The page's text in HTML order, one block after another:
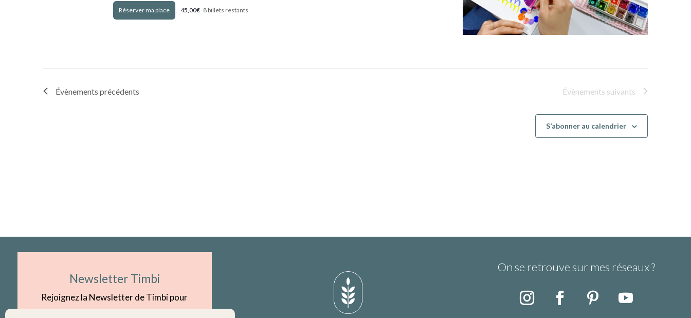
Obtenir Billets 45,00€ 8 billets restants
Évènements précédents Évènements suivants
S’abonner au calendrier
Newsletter Timbi
Rejoignez la Newsletter de Timbi pour
recevoir les dates des prochains
On se retrouve sur mes réseaux ?